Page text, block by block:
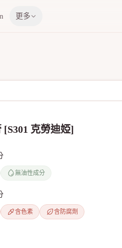
更多
[S301 克勞迪婭]
無油性成分
含色素 含防腐劑